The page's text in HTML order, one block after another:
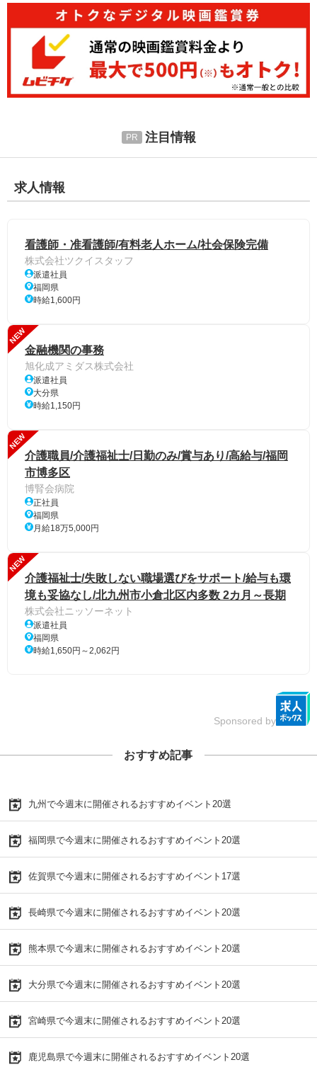
注目情報
求人情報
看護師・准看護師/有料老人ホーム/社会保険完備
株式会社ツクイスタッフ
派遣社員
福岡県
時給1,600円
NEW
金融機関の事務
旭化成アミダス株式会社
派遣社員
大分県
時給1,150円
NEW
介護職員/介護福祉士/日勤のみ/賞与あり/高給与/福岡
市博多区
博腎会病院
正社員
福岡県
月給18万5,000円
NEW
介護福祉士/失敗しない職場選びをサポート/給与も環
境も妥協なし/北九州市小倉北区内多数 2カ月～長期
株式会社ニッソーネット
派遣社員
福岡県
時給1,650円～2,062円
Sponsored by
おすすめ記事
九州で今週末に開催されるおすすめイベント20選
福岡県で今週末に開催されるおすすめイベント20選
佐賀県で今週末に開催されるおすすめイベント17選
長崎県で今週末に開催されるおすすめイベント20選
熊本県で今週末に開催されるおすすめイベント20選
大分県で今週末に開催されるおすすめイベント20選
宮崎県で今週末に開催されるおすすめイベント20選
鹿児島県で今週末に開催されるおすすめイベント20選